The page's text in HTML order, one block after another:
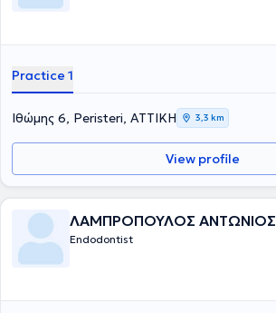
Practice 1
Ιθώμης 6, Peristeri, ΑΤΤΙΚΗ 3,3 km
View profile
ΛΑΜΠΡΟΠΟΥΛΟΣ ΑΝΤΩΝΙΟΣ
Endodontist